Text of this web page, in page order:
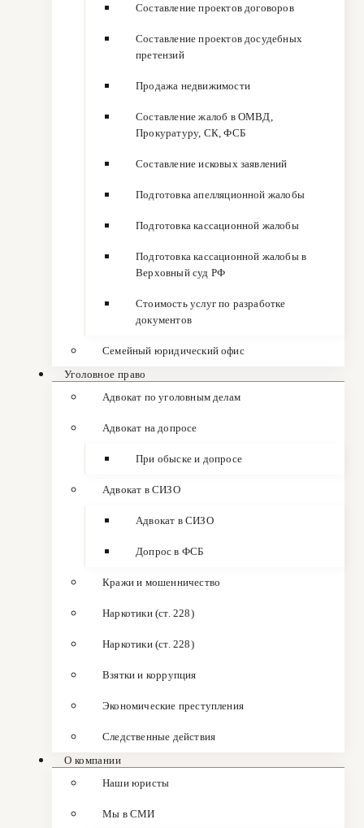
Составление проектов договоров
Составление проектов досудебных
претензий
Продажа недвижимости
Составление жалоб в ОМВД,
Прокуратуру, СК, ФСБ
Составление исковых заявлений
Подготовка апелляционной жалобы
Подготовка кассационной жалобы
Подготовка кассационной жалобы в
Верховный суд РФ
Стоимость услуг по разработке
документов
Семейный юридический офис
Уголовное право
Адвокат по уголовным делам
Адвокат на допросе
При обыске и допросе
Адвокат в СИЗО
Адвокат в СИЗО
Допрос в ФСБ
Кражи и мошенничество
Наркотики (ст. 228)
Наркотики (ст. 228)
Взятки и коррупция
Экономические преступления
Следственные действия
О компании
Наши юристы
Мы в СМИ